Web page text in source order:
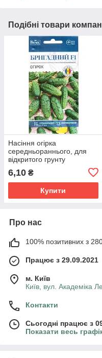
Подібні товари
Насіння огірка
середньораннього, для
відкритого грунту
"Бригадний" F1 (0,5 г) від
ТМ "Велес"
6,10 ₴
Купити
Про нас
100% позитивних з 280
Працює з 29.09.2021
м. Київ
Київ, вул. Академіка
Контакти
Сьогодні працює з
Показати весь